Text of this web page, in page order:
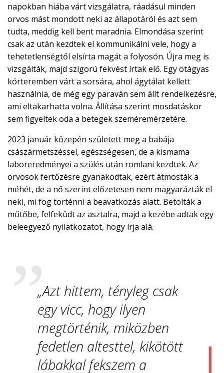
napokban hiába várt vizsgálatra, ráadásul minden
orvos mást mondott neki az állapotáról és azt sem
tudta, meddig kell bent maradnia. Elmondása szerint
csak az után kezdtek el kommunikálni vele, hogy a
tehetetlenségtől elsírta magát a folyosón. Újra meg is
vizsgálták, majd szigorú fekvést írtak elő. Egy ötágyas
kórteremben várt a sorsára, ahol ágytálat kellett
használnia, de még egy paraván sem állt rendelkezésre,
ami eltakarhatta volna. Állítása szerint mosdatáskor
sem figyeltek oda a betegek szeméremérzetére.
2023 január közepén született meg a babája
császármetszéssel, egészségesen, de a kismama
laboreredményei a szülés után romlani kezdtek. Az
orvosok fertőzésre gyanakodtak, ezért átmosták a
méhét, de a nő szerint előzetesen nem magyarázták el
neki, mi fog történni a beavatkozás alatt. Betolták a
műtőbe, felfeküdt az asztalra, majd a kezébe adtak egy
beleegyező nyilatkozatot, hogy írja alá.
„Azt hittem, tényleg csak
egy vicc, hogy ilyen
megtörténik, miközben
fedetlen altesttel, kikötött
lábakkal fekszem a